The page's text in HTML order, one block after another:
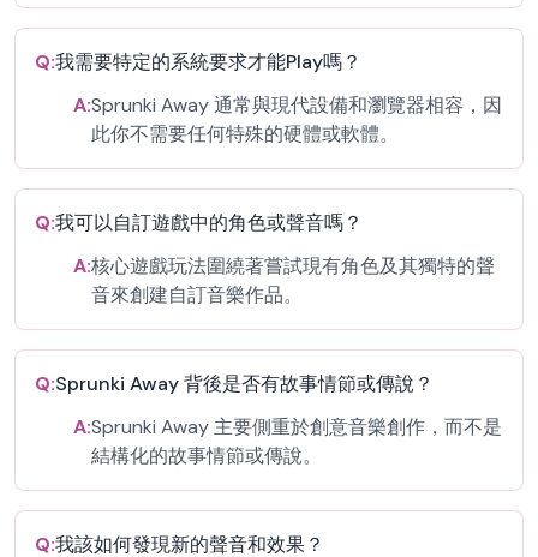
Q:我需要特定的系統要求才能Play嗎？
A:Sprunki Away 通常與現代設備和瀏覽器相容，因
此你不需要任何特殊的硬體或軟體。
Q:我可以自訂遊戲中的角色或聲音嗎？
A:核心遊戲玩法圍繞著嘗試現有角色及其獨特的聲
音來創建自訂音樂作品。
Q:Sprunki Away 背後是否有故事情節或傳說？
A:Sprunki Away 主要側重於創意音樂創作，而不是
結構化的故事情節或傳說。
Q:我該如何發現新的聲音和效果？